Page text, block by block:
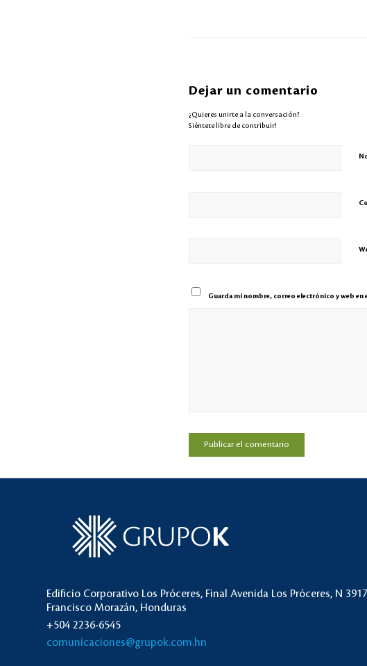
Dejar un comentario
¿Quieres unirte a la conversación?
Siéntete libre de contribuir!
Guarda mi nombre, correo electrónico y web en
Edificio Corporativo Los Próceres, Final Avenida Los Próceres, N
Francisco Morazán, Honduras
+504 2236-6545
comunicaciones@grupok.com.hn